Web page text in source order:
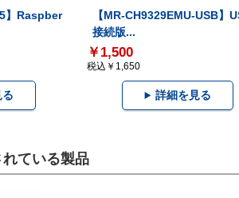
】Raspber
【MR-CH9329EMU-USB】
接続版...
￥1,500
税込￥1,650
詳細を見る
ている製品